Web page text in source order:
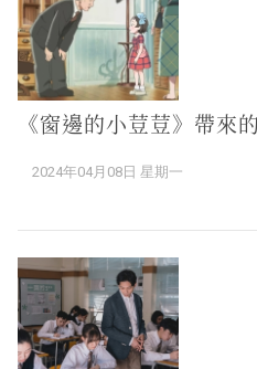
《窗邊的小荳荳》帶來
2024年04月08日 星期一